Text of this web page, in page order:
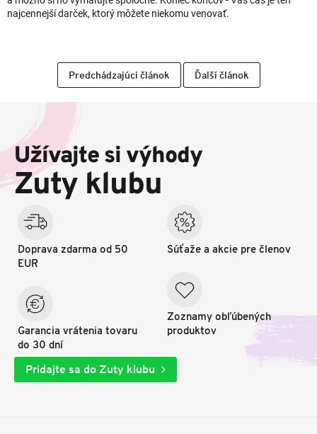
najcennejší darček, ktorý môžete niekomu venovať.
Predchádzajúci článok Ďalší článok
ä
i
Užívajte si výhody
Zuty klubu
Doprava zdarma od 50
EUR
Garancia vrátenia tovaru
do 30 dní
Súťaže a akcie pre členov
Zoznamy obľúbených
produktov
Pridajte sa do Zuty klubu